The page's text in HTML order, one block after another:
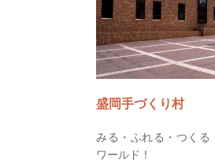
盛岡手づくり村
みる・ふれる・つく
ワールド！